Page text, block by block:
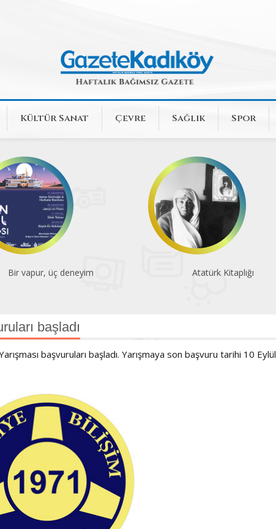
Kültür Sanat Çevre Sağlık Spor
Bir vapur, üç deneyim Atatürk Kitaplığı
başladı
başvuruları başladı. Yarışmaya son başvuru tarihi 10 Eylül